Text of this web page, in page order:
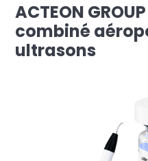
ACTEON
combiné
ultrasons